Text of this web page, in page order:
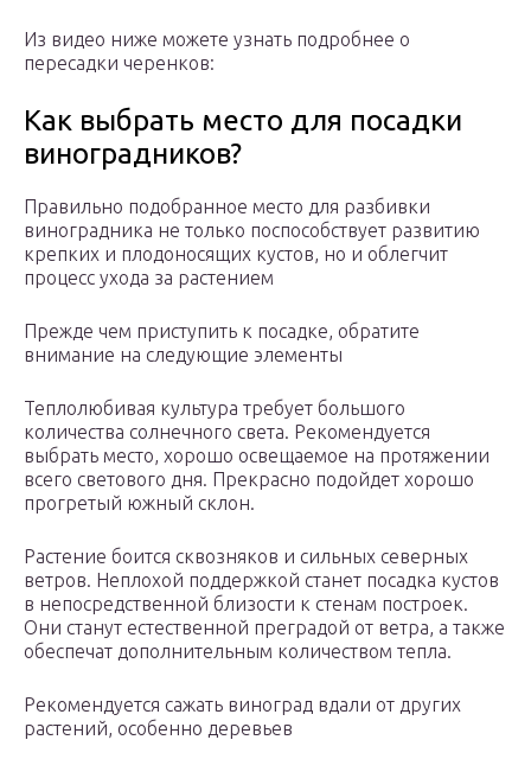
Из видео ниже можете узнать подробнее о
пересадки черенков:
Как выбрать место для посадки
виноградников?
Правильно подобранное место для разбивки
виноградника не только поспособствует развитию
крепких и плодоносящих кустов, но и облегчит
процесс ухода за растением
Прежде чем приступить к посадке, обратите
внимание на следующие элементы
Теплолюбивая культура требует большого
количества солнечного света. Рекомендуется
выбрать место, хорошо освещаемое на протяжении
всего светового дня. Прекрасно подойдет хорошо
прогретый южный склон.
Растение боится сквозняков и сильных северных
ветров. Неплохой поддержкой станет посадка кустов
в непосредственной близости к стенам построек.
Они станут естественной преградой от ветра, а также
обеспечат дополнительным количеством тепла.
Рекомендуется сажать виноград вдали от других
растений, особенно деревьев